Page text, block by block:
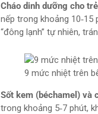
Cháo dinh dưỡng cho trẻ
nếp trong khoảng
“đông lạnh” tự nhiên,
9 mức nhiệt trên
Sốt kem (béchamel) và
trong khoảng 5‑7 phút,